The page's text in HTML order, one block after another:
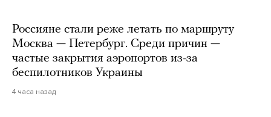
Россияне стали реже летать по маршруту
Москва — Петербург. Среди причин —
частые закрытия аэропортов из-за
беспилотников Украины
4 часа назад